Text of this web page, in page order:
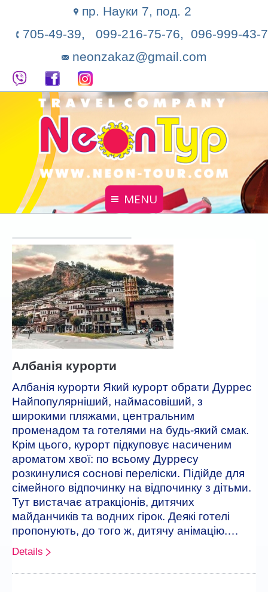
пр. Науки 7, под. 2
705-49-39, 099-216-75-76, 096-999-43-
neonzakaz@gmail.com
MENU
Поиск тура
Автобусные туры
ГОРЯЩИЕ ТУРЫ
туры дня
Отели
Контакты
Албанія курорти
Албанія курорти Який курорт обрати Дуррес
Найпопулярніший, наймасовіший, з
широкими пляжами, центральним
променадом та готелями на будь-який смак.
Крім цього, курорт підкуповує насиченим
ароматом хвої: по всьому Дурресу
розкинулися соснові переліски. Підійде для
сімейного відпочинку на відпочинку з дітьми.
Тут вистачає атракціонів, дитячих
майданчиків та водних гірок. Деякі готелі
пропонують, до того ж, дитячу анімацію.…
Details